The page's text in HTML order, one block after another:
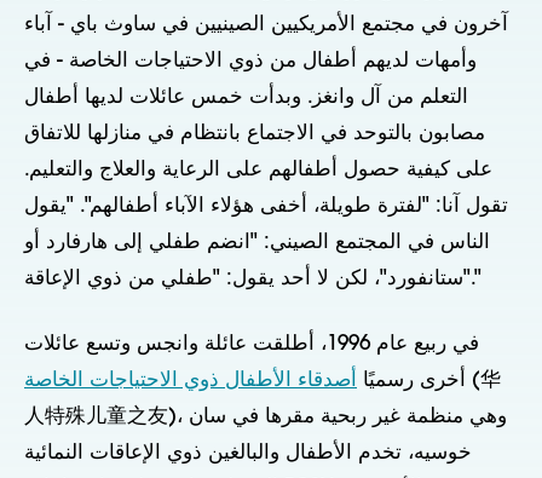
آخرون في مجتمع الأمريكيين الصينيين في ساوث باي - آباء
وأمهات لديهم أطفال من ذوي الاحتياجات الخاصة - في
التعلم من آل وانغز. وبدأت خمس عائلات لديها أطفال
مصابون بالتوحد في الاجتماع بانتظام في منازلها للاتفاق
على كيفية حصول أطفالهم على الرعاية والعلاج والتعليم.
تقول آنا: "لفترة طويلة، أخفى هؤلاء الآباء أطفالهم". "يقول
الناس في المجتمع الصيني: "انضم طفلي إلى هارفارد أو
ستانفورد"، لكن لا أحد يقول: "طفلي من ذوي الإعاقة"."
في ربيع عام 1996، أطلقت عائلة وانجس وتسع عائلات
أخرى رسميًا
أصدقاء الأطفال ذوي الاحتياجات الخاصة
(华
人特殊儿童之友)، وهي منظمة غير ربحية مقرها في سان
خوسيه، تخدم الأطفال والبالغين ذوي الإعاقات النمائية